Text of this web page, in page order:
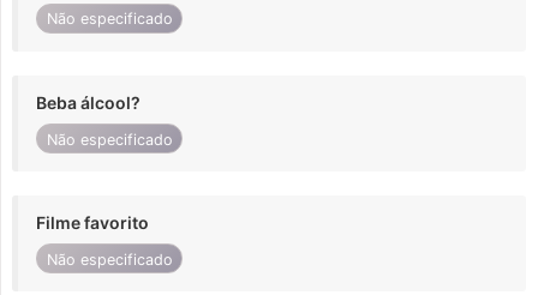
Não especificado
Beba álcool?
Não especificado
Filme favorito
Não especificado